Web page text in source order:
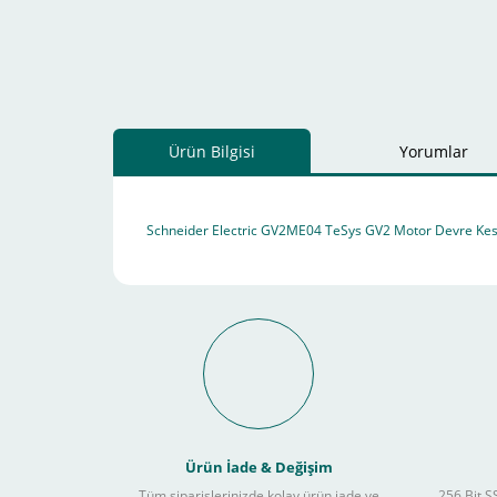
Ürün Bilgisi Yorumlar
Schneider Electric GV2ME04 TeSys GV2 Motor Devre
Schneider Electric
Kullanılır ?
Ürün İade & Değişim